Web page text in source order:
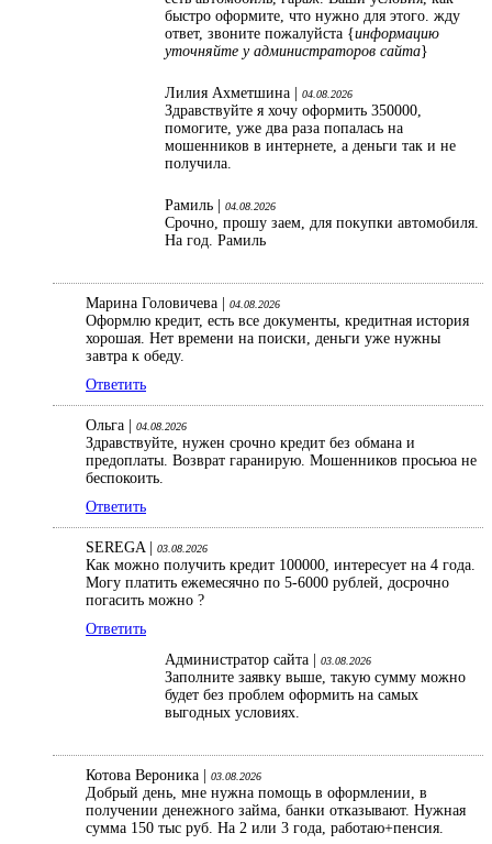
быстро оформите, что нужно для этого. жду
ответ, звоните пожалуйста {информацию
уточняйте у администраторов сайта}
Лилия Ахметшина | 04.08.2026
Здравствуйте я хочу оформить 350000,
помогите, уже два раза попалась на
мошенников в интернете, а деньги так и не
получила.
Рамиль | 04.08.2026
Срочно, прошу заем, для покупки автомобиля.
На год. Рамиль
Марина Головичева | 04.08.2026
Оформлю кредит, есть все документы, кредитная история
хорошая. Нет времени на поиски, деньги уже нужны
завтра к обеду.
Ответить
Ольга | 04.08.2026
Здравствуйте, нужен срочно кредит без обмана и
предоплаты. Возврат гаранирую. Мошенников просьюа не
беспокоить.
Ответить
SEREGA | 03.08.2026
Как можно получить кредит 100000, интересует на 4 года.
Могу платить ежемесячно по 5-6000 рублей, досрочно
погасить можно ?
Ответить
Администратор сайта |
03.08.2026
Заполните заявку выше, такую сумму можно
будет без проблем оформить на самых
выгодных условиях.
Котова Вероника | 03.08.2026
Добрый день, мне нужна помощь в оформлении, в
получении денежного займа, банки отказывают. Нужная
сумма 150 тыс руб. На 2 или 3 года, работаю+пенсия.